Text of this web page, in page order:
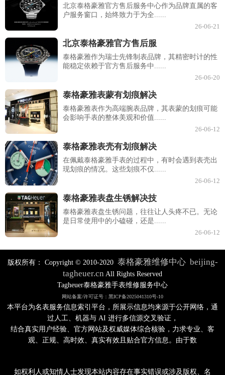
北京泰格豪雅官方售后服务中心作为品牌直属的客
户服务窗口，始终致力于为全......
26-06-21
北京泰格豪雅官方售后服
泰格豪雅作为瑞士先锋制表品牌，其精密时计的性
能稳定依赖于官方售后服务中......
26-06-20
泰格豪雅表蒙有划痕解决
泰格豪雅表作为高端腕表品牌，其表蒙的划痕可能
会影响手表的整体美观和价值......
26-06-12
泰格豪雅表壳有划痕解决
在佩戴泰格豪雅手表的过程中，有时会遇到表壳出
现划痕的情况。这些划痕不仅......
26-06-12
泰格豪雅表盘生锈解决技
泰格豪雅表盘生锈问题，往往让人头疼不已。无论
是日常使用中的小磕碰，还是......
26-06-12
版权所有： Copyright © 2010-2020 泰格豪雅维修中心 beijing-
tagheuer.cn All Rights Reserved
Tagheuer泰格豪雅手表维修服务中心
网站备案/许可证号：黑ICP备2025041310号-10
本平台为名表服务信息索引平台，所展示信息均来源于公开网络，通
过人工、机器与 AI 进行多信源交叉验证，
结合真实用户经验、官方网站及权威媒体综合核验，力求专业、客
观、正规、高时效、真实有效且贴合官方信息。由于数
如权利人或知情人士发现本站内容存在事实错误或涉及版权、名